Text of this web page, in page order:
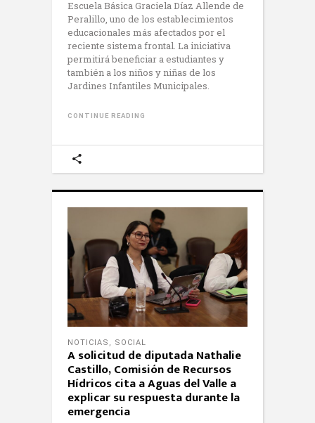
Escuela Básica Graciela Díaz Allende de
Peralillo, uno de los establecimientos
educacionales más afectados por el
reciente sistema frontal. La iniciativa
permitirá beneficiar a estudiantes y
también a los niños y niñas de los
Jardines Infantiles Municipales.
CONTINUE READING
NOTICIAS , SOCIAL
A solicitud de diputada Nathalie
Castillo, Comisión de Recursos
Hídricos cita a Aguas del Valle a
explicar su respuesta durante la
emergencia